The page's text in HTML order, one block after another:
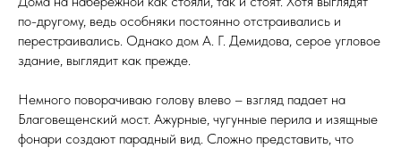
по-другому, ведь особняки постоянно отстраивались и
перестраивались. Однако дом А. Г. Демидова, серое угловое
здание, выглядит как прежде.
Немного поворачиваю голову влево – взгляд падает на
Благовещенский мост. Ажурные, чугунные перила и изящные
фонари создают парадный вид. Сложно представить, что